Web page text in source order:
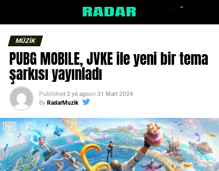
MÜZİK
PUBG MOBILE, JVKE ile yeni bir tema
şarkısı yayınladı
Published 2 yıl agoon 31 Mart 2024
By RadarMuzik